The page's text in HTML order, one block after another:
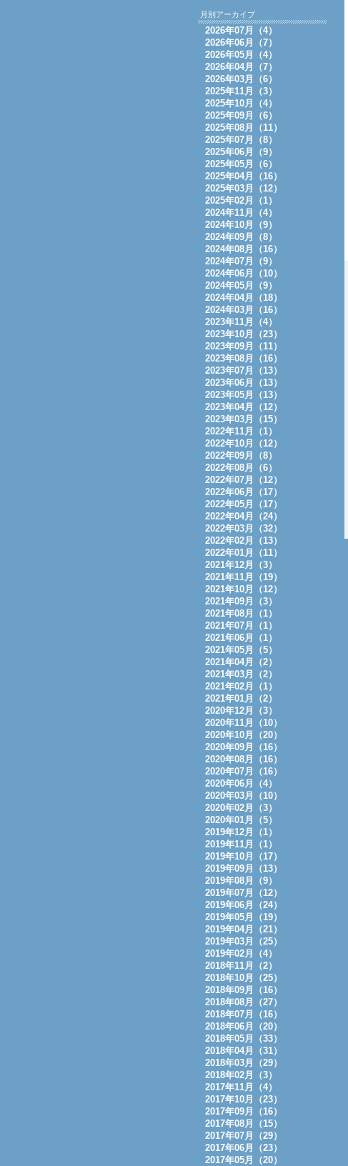
月別アーカイブ
2026年07月（4）
2026年06月（7）
2026年05月（4）
2026年04月（7）
2026年03月（6）
2025年11月（3）
2025年10月（4）
2025年09月（6）
2025年08月（11）
2025年07月（8）
2025年06月（9）
2025年05月（6）
2025年04月（16）
2025年03月（12）
2025年02月（1）
2024年11月（4）
2024年10月（9）
2024年09月（8）
2024年08月（16）
2024年07月（9）
2024年06月（10）
2024年05月（9）
2024年04月（18）
2024年03月（16）
2023年11月（4）
2023年10月（23）
2023年09月（11）
2023年08月（16）
2023年07月（13）
2023年06月（13）
2023年05月（13）
2023年04月（12）
2023年03月（15）
2022年11月（1）
2022年10月（12）
2022年09月（8）
2022年08月（6）
2022年07月（12）
2022年06月（17）
2022年05月（17）
2022年04月（24）
2022年03月（32）
2022年02月（13）
2022年01月（11）
2021年12月（3）
2021年11月（19）
2021年10月（12）
2021年09月（3）
2021年08月（1）
2021年07月（1）
2021年06月（1）
2021年05月（5）
2021年04月（2）
2021年03月（2）
2021年02月（1）
2021年01月（2）
2020年12月（3）
2020年11月（10）
2020年10月（20）
2020年09月（16）
2020年08月（16）
2020年07月（16）
2020年06月（4）
2020年03月（10）
2020年02月（3）
2020年01月（5）
2019年12月（1）
2019年11月（1）
2019年10月（17）
2019年09月（13）
2019年08月（9）
2019年07月（12）
2019年06月（24）
2019年05月（19）
2019年04月（21）
2019年03月（25）
2019年02月（4）
2018年11月（2）
2018年10月（25）
2018年09月（16）
2018年08月（27）
2018年07月（16）
2018年06月（20）
2018年05月（33）
2018年04月（31）
2018年03月（29）
2018年02月（3）
2017年11月（4）
2017年10月（23）
2017年09月（16）
2017年08月（15）
2017年07月（29）
2017年06月（23）
2017年05月（20）